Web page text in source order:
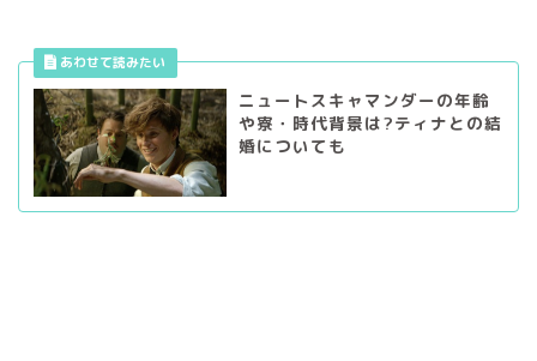
ニュートスキャマンダーの年齢
や寮・時代背景は?ティナとの結
婚についても